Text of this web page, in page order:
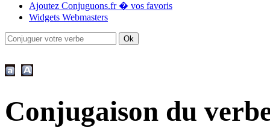
Ajoutez Conjuguons.fr � vos favoris
Widgets Webmasters
Conjugaison du